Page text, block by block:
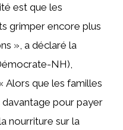
est que les
grimper encore plus
», a déclaré la
NH),
Alors que les familles
pour payer
nourriture sur la